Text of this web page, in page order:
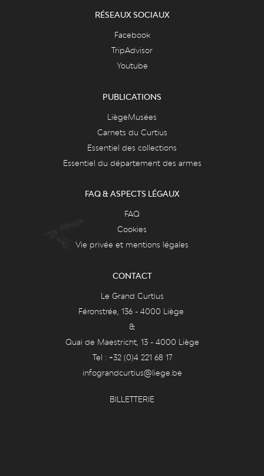
RÉSEAUX SOCIAUX
Facebook
TripAdvisor
Youtube
PUBLICATIONS
LiègeMusées
Carnets du Curtius
Essentiel des collections
Essentiel du département des armes
FAQ & ASPECTS LÉGAUX
FAQ
Cookies
Vie privée et mentions légales
CONTACT
Le Grand Curtius
Féronstrée, 136 - 4000 Liège
&
Quai de Maestricht, 13 - 4000 Liège
Tel : +32 (0)4 221 68 17
infograndcurtius@liege.be
BILLETTERIE